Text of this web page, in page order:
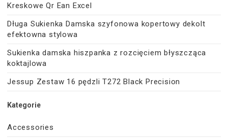
Kreskowe Qr Ean Excel
Długa Sukienka Damska szyfonowa kopertowy dekolt
efektowna stylowa
Sukienka damska hiszpanka z rozcięciem błyszcząca
koktajlowa
Jessup Zestaw 16 pędzli T272 Black Precision
Kategorie
Accessories